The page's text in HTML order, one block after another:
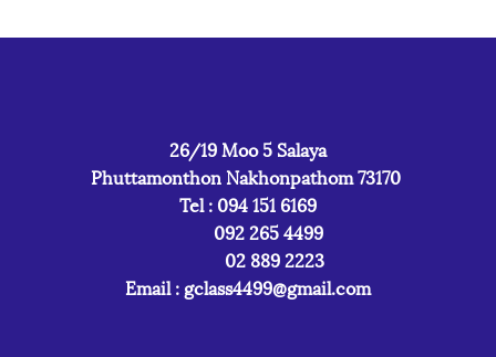
26/19 Moo 5 Salaya
Phuttamonthon Nakhonpathom 73170
Tel : 094 151 6169
092 265 4499
02 889 2223
Email : gclass4499@gmail.com